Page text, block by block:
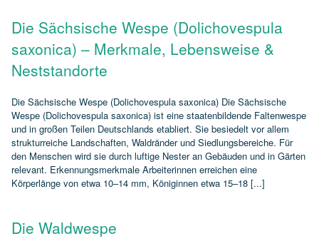
Die Sächsische Wespe (Dolichovespula
saxonica) – Merkmale, Lebensweise &
Neststandorte
Die Sächsische Wespe (Dolichovespula saxonica) Die Sächsische
Wespe (Dolichovespula saxonica) ist eine staatenbildende Faltenwespe
und in großen Teilen Deutschlands etabliert. Sie besiedelt vor allem
strukturreiche Landschaften, Waldränder und Siedlungsbereiche. Für
den Menschen wird sie durch luftige Nester an Gebäuden und in Gärten
relevant. Erkennungsmerkmale Arbeiterinnen erreichen eine
Körperlänge von etwa 10–14 mm, Königinnen etwa 15–18 [...]
Die Waldwespe